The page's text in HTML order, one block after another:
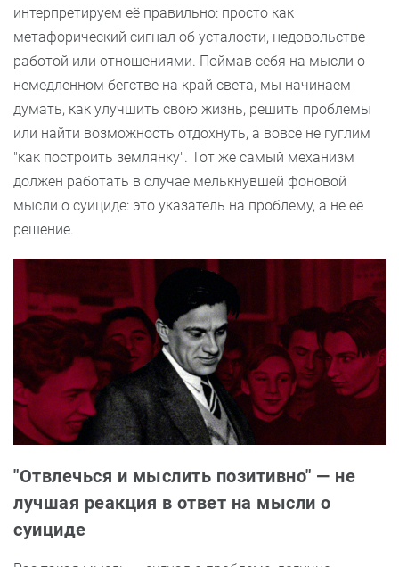
интерпретируем её правильно: просто как
метафорический сигнал об усталости, недовольстве
работой или отношениями. Поймав себя на мысли о
немедленном бегстве на край света, мы начинаем
думать, как улучшить свою жизнь, решить проблемы
или найти возможность отдохнуть, а вовсе не гуглим
"как построить землянку". Тот же самый механизм
должен работать в случае мелькнувшей фоновой
мысли о суициде: это указатель на проблему, а не её
решение.
"Отвлечься и мыслить позитивно" — не
лучшая реакция в ответ на мысли о
суициде